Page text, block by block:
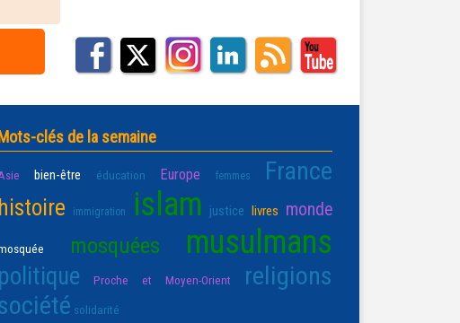
Mots-clés de la semaine
bien-être éducation Europe femmes France
histoire immigration islam justice livres monde
mosquées musulmans
politique Proche et Moyen-Orient
religions
solidarité